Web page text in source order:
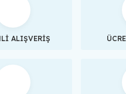
ALIŞVERİŞ